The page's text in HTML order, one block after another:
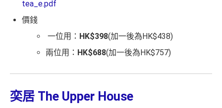
lways based on objective analysis first.
查看更多信用卡詳情及分析...
tea_e.pdf
價錢
一位用： HK$398(加一後為HK$438)
兩位用： HK$688(加一後為HK$757)
奕居 The Upper House